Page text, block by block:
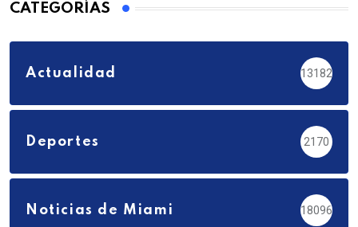
CATEGORÍAS
Actualidad 13182
Deportes 2170
Noticias de Miami 18096